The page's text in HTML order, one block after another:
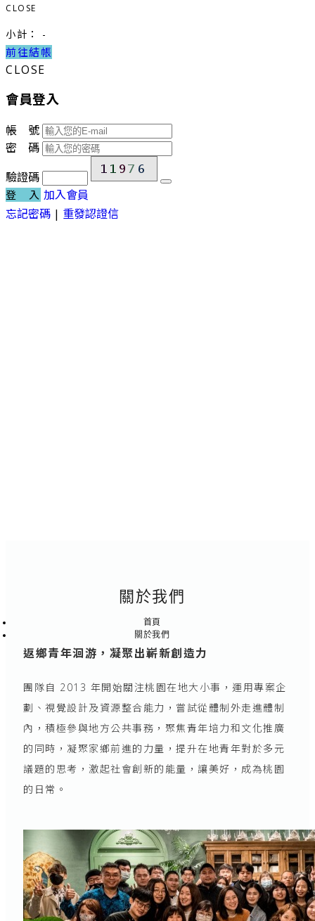
CLOSE
小計： -
前往結帳
CLOSE
會員登入
帳 號
密 碼
驗證碼
登 入 加入會員
忘記密碼 | 重發認證信
關於我們
首頁
關於我們
返鄉青年洄游，凝聚出嶄新創造力
團隊自 2013 年開始關注桃園在地大小事，運用專案企
劃、視覺設計及資源整合能力，嘗試從體制外走進體制
內，積極參與地方公共事務，聚焦青年培力和文化推廣
的同時，凝聚家鄉前進的力量，提升在地青年對於多元
議題的思考，激起社會創新的能量，讓美好，成為桃園
的日常。